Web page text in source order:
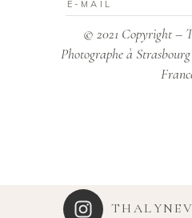
© 2021 Copyright –
Photographe à